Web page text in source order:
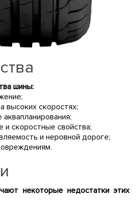
шины:
высоких скоростях;
и скоростные свойства;
и неровной дороге;
некоторые недостатки этих